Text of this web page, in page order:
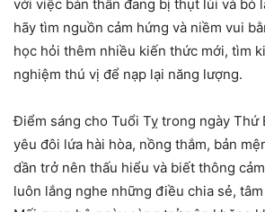
với việc bản thân đang bị thụt lùi và bỏ
hãy tìm nguồn cảm hứng và niềm vui
học hỏi thêm nhiều kiến thức mới, tìm
nghiệm thú vị để nạp lại năng lượng.
Điểm sáng cho Tuổi Tỵ trong ngày Thứ
yêu đôi lứa hài hòa, nồng thắm, bản
dần trở nên thấu hiểu và biết thông
luôn lắng nghe những điều chia sẻ,